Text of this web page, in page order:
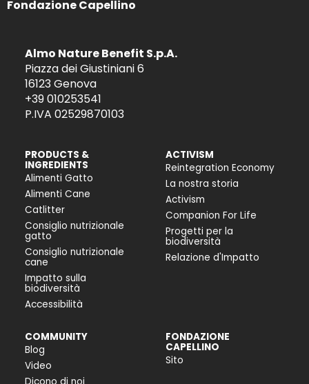
Fondazione Capellino
Almo Nature Benefit S.p.A.
Piazza dei Giustiniani 6
16123 Genova
+39 010253541
P.IVA 02529870103
PRODUCTS &
INGREDIENTS
Alimenti Gatto
Alimenti Cane
Catlitter
Consiglio nutrizionale
gatto
Consiglio nutrizionale
cane
Impatto sulla
biodiversità
Accessibilità
ACTIVISM
Reintegration Economy
La nostra storia
Activism
Companion For Life
Progetti per la
biodiversità
Relazione d'Impatto
COMMUNITY
Blog
Video
FONDAZIONE
CAPELLINO
Sito